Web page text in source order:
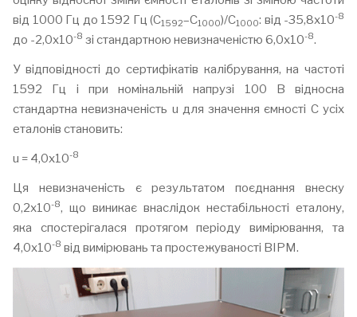
від 1000 Гц до 1592 Гц (C1592–C1000)/C1000: від -35,8x10-8
до -2,0x10-8 зі стандартною невизначеністю 6,0x10-8.
У відповідності до сертифікатів калібрування, на частоті
1592 Гц і при номінальній напрузі 100 В відносна
стандартна невизначеність u для значення ємності C усіх
еталонів становить:
u = 4,0x10-8
Ця невизначеність є результатом поєднання внеску
0,2x10-8, що виникає внаслідок нестабільності еталону,
яка спостерігалася протягом періоду вимірювання, та
4,0x10-8 від вимірювань та простежуваності BIPM.